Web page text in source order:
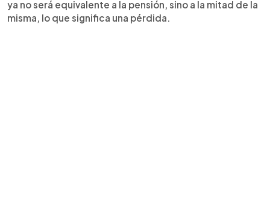
ya no será equivalente a la pensión, sino a la mitad de la
misma, lo que significa una pérdida.